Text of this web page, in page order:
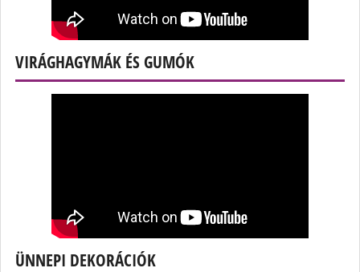
VIRÁGHAGYMÁK ÉS GUMÓK
ÜNNEPI DEKORÁCIÓK